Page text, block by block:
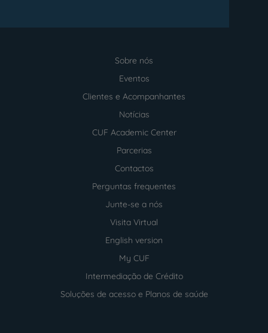
Sobre nós
Eventos
Clientes e Acompanhantes
Notícias
CUF Academic Center
Parcerias
Contactos
Perguntas frequentes
Junte-se a nós
Visita Virtual
English version
My CUF
Intermediação de Crédito
Soluções de acesso e Planos de saúde